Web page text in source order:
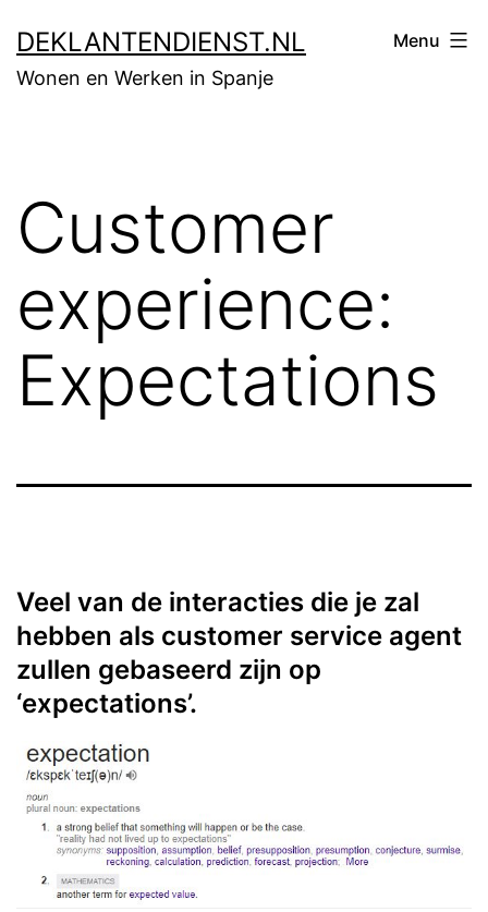
to
content
DEKLANTENDIENST.NL
Wonen en Werken in Spanje
Menu
Customer
experience:
Expectations
Veel van de interacties die je zal
hebben als customer service agent
zullen gebaseerd zijn op
‘expectations’.